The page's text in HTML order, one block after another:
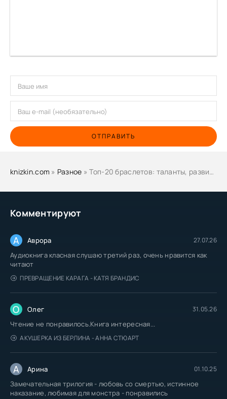
Комментируют
А Аврора 27.07.26
Аудиокнига класная слушаю третий раз, очень нравится как
читают
ПРЕВРАЩЕНИЕ КАРАГА - КАТЯ БРАНДИС
О Олег 31.05.26
Чтение не понравилось.Книга интересная...
АКУШЕРКА ИЗ БЕРЛИНА - АННА СТЮАРТ
А Арина 01.10.25
Замечательная трилогия - любовь со смертью, истинное
наказание, любимая для монстра - понравились
ОТПРАВИТЬ
knizkin.com » Разное » Топ-20 браслетов: таланты, развитие, предназначение - Николай Черненко